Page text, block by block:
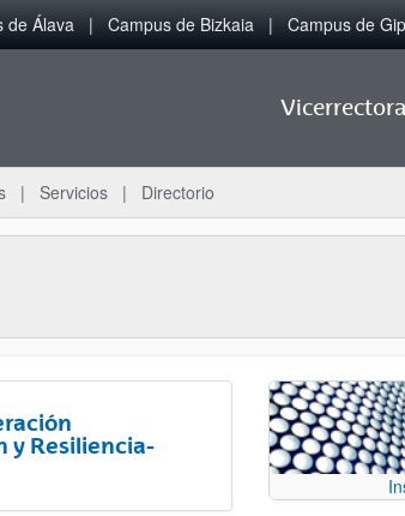
de Álava Campus de Bizkaia Campus de
Servicios Directorio
y Resiliencia-